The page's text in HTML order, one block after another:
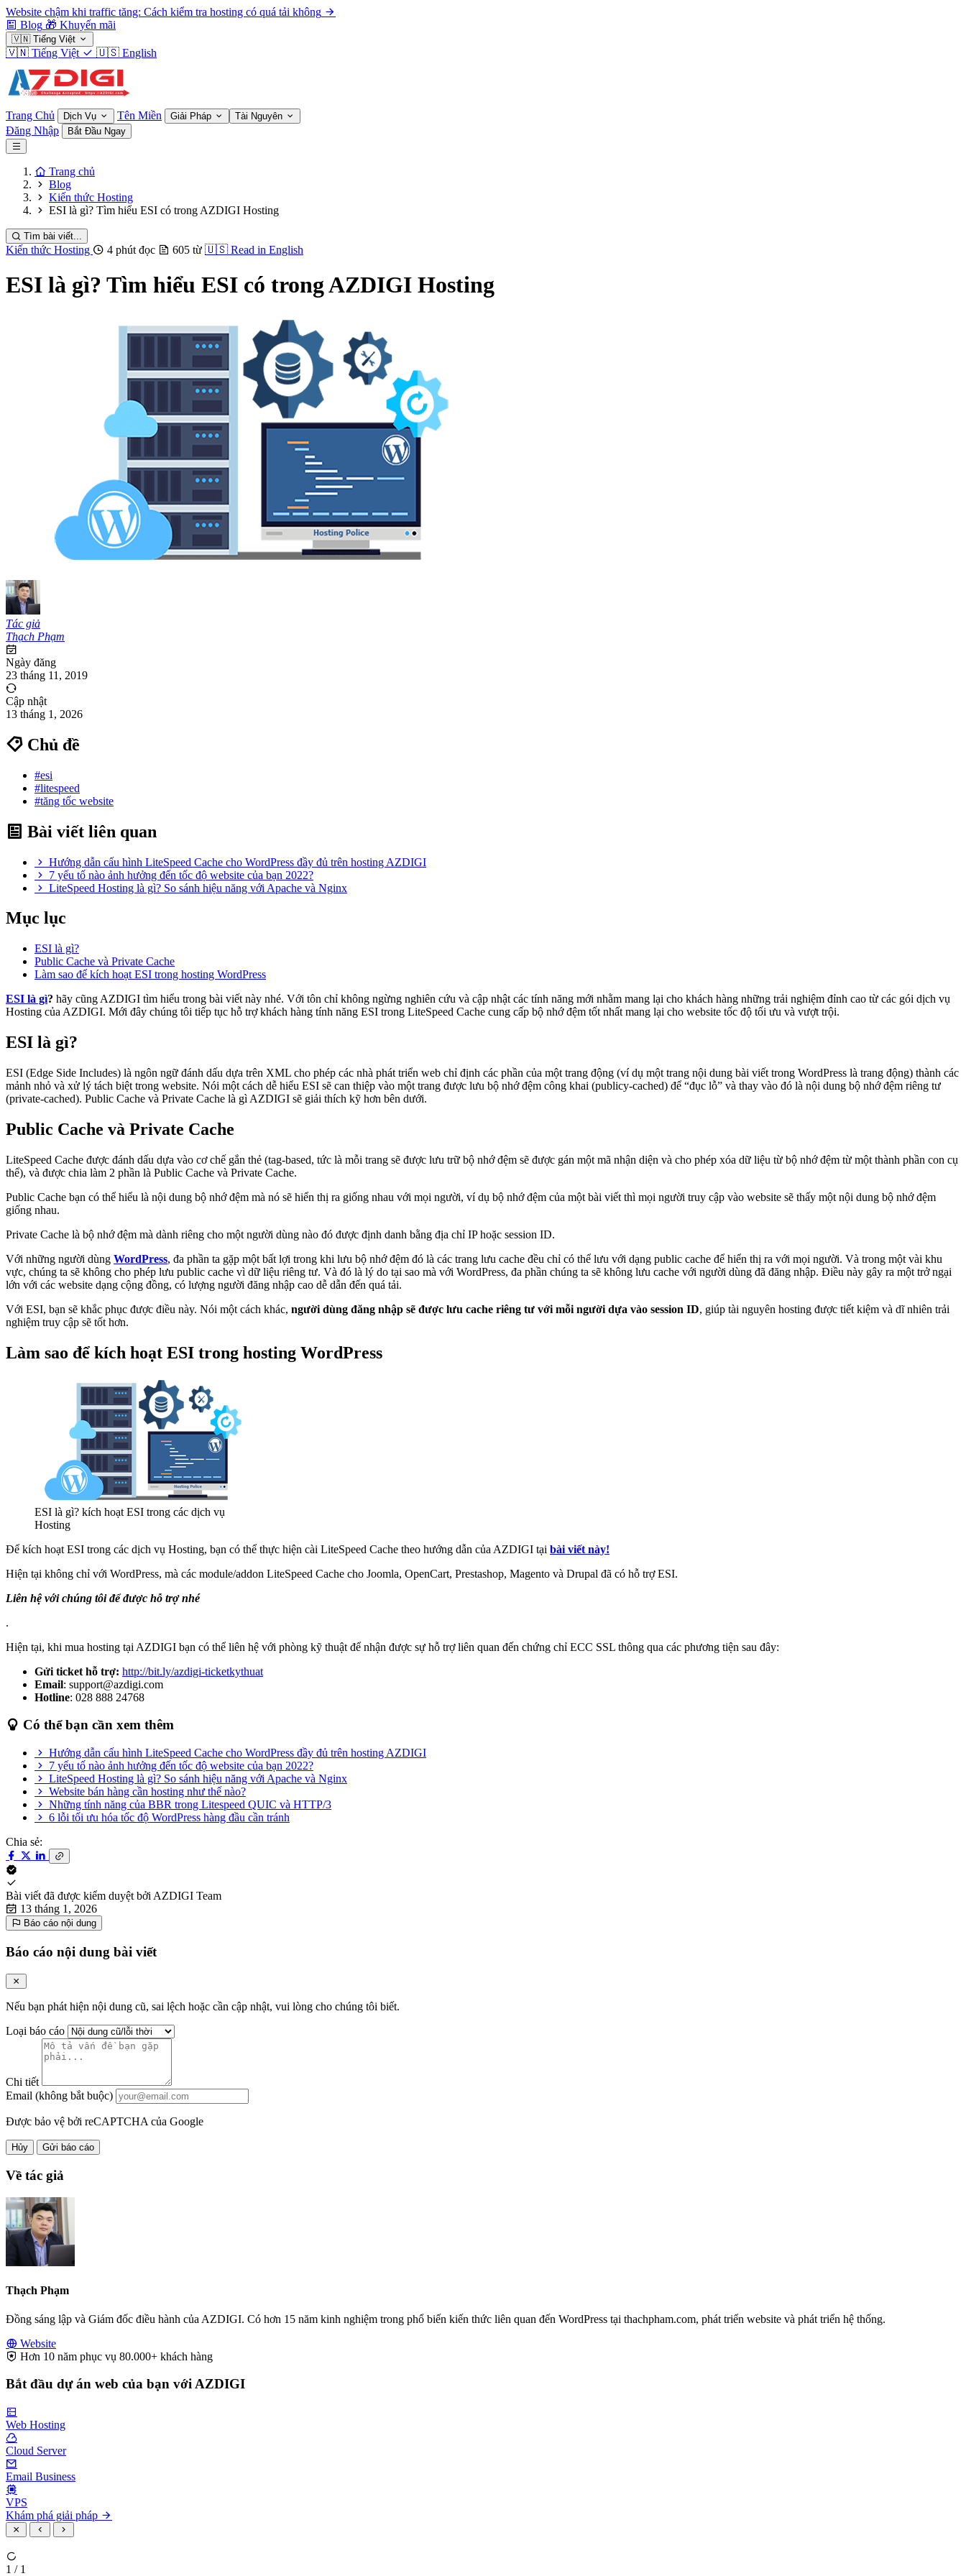
Website chậm khi traffic tăng: Cách kiểm tra hosting có quá tải không
Blog 🎁 Khuyến mãi
🇻🇳 Tiếng Việt
🇻🇳 Tiếng Việt 🇺🇸 English
Trang Chủ Dịch Vụ Tên Miền Giải Pháp Tài Nguyên
Đăng Nhập Bắt Đầu Ngay
Trang chủ
Blog
Kiến thức Hosting
ESI là gì? Tìm hiểu ESI có trong AZDIGI Hosting
Tìm bài viết...
Kiến thức Hosting 4 phút đọc 605 từ 🇺🇸 Read in English
ESI là gì? Tìm hiểu ESI có trong AZDIGI Hosting
Tác giả
Thạch Phạm
Ngày đăng
23 tháng 11, 2019
Cập nhật
13 tháng 1, 2026
Chủ đề
#esi
#litespeed
#tăng tốc website
Bài viết liên quan
Hướng dẫn cấu hình LiteSpeed Cache cho WordPress đầy đủ trên hosting AZDIGI
7 yếu tố nào ảnh hưởng đến tốc độ website của bạn 2022?
LiteSpeed Hosting là gì? So sánh hiệu năng với Apache và Nginx
Mục lục
ESI là gì?
Public Cache và Private Cache
Làm sao để kích hoạt ESI trong hosting WordPress
ESI là gì? hãy cũng AZDIGI tìm hiểu trong bài viết này nhé. Với tôn chỉ không ngừng nghiên cứu và cập nhật các tính năng mới nhằm mang lại cho khách hàng những trải nghiệm đỉnh cao từ các gói dịch vụ
Hosting của AZDIGI. Mới đây chúng tôi tiếp tục hỗ trợ khách hàng tính năng ESI trong LiteSpeed Cache cung cấp bộ nhớ đệm tốt nhất mang lại cho website tốc độ tối ưu và vượt trội.
ESI là gì?
ESI (Edge Side Includes) là ngôn ngữ đánh dấu dựa trên XML cho phép các nhà phát triển web chỉ định các phần của một trang động (ví dụ một trang nội dung bài viết trong WordPress là trang động) thành các
mảnh nhỏ và xử lý tách biệt trong website. Nói một cách dễ hiểu ESI sẽ can thiệp vào một trang được lưu bộ nhớ đệm công khai (publicy-cached) để “đục lỗ” và thay vào đó là nội dung bộ nhớ đệm riêng tư
(private-cached). Public Cache và Private Cache là gì AZDIGI sẽ giải thích kỹ hơn bên dưới.
Public Cache và Private Cache
LiteSpeed Cache được đánh dấu dựa vào cơ chế gắn thẻ (tag-based, tức là mỗi trang sẽ được lưu trữ bộ nhớ đệm sẽ được gán một mã nhận diện và cho phép xóa dữ liệu từ bộ nhớ đệm từ một thành phần con cụ
thể), và được chia làm 2 phần là Public Cache và Private Cache.
Public Cache bạn có thể hiểu là nội dung bộ nhớ đệm mà nó sẽ hiển thị ra giống nhau với mọi người, ví dụ bộ nhớ đệm của một bài viết thì mọi người truy cập vào website sẽ thấy một nội dung bộ nhớ đệm
giống nhau.
Private Cache là bộ nhớ đệm mà dành riêng cho một người dùng nào đó được định danh bằng địa chỉ IP hoặc session ID.
Với những người dùng WordPress, đa phần ta gặp một bất lợi trong khi lưu bộ nhớ đệm đó là các trang lưu cache đều chỉ có thể lưu với dạng public cache để hiển thị ra với mọi người. Và trong một vài khu
vực, chúng ta sẽ không cho phép lưu public cache vì dữ liệu riêng tư. Và đó là lý do tại sao mà với WordPress, đa phần chúng ta sẽ không lưu cache với người dùng đã đăng nhập. Điều này gây ra một trở ngại
lớn với các website dạng cộng đồng, có lượng người đăng nhập cao dễ dẫn đến quá tải.
Với ESI, bạn sẽ khắc phục được điều này. Nói một cách khác, người dùng đăng nhập sẽ được lưu cache riêng tư với mỗi người dựa vào session ID, giúp tài nguyên hosting được tiết kiệm và dĩ nhiên trải
nghiệm truy cập sẽ tốt hơn.
Làm sao để kích hoạt ESI trong hosting WordPress
ESI là gì? kích hoạt ESI trong các dịch vụ
Hosting
Để kích hoạt ESI trong các dịch vụ Hosting, bạn có thể thực hiện cài LiteSpeed Cache theo hướng dẫn của AZDIGI tại bài viết này!
Hiện tại không chỉ với WordPress, mà các module/addon LiteSpeed Cache cho Joomla, OpenCart, Prestashop, Magento và Drupal đã có hỗ trợ ESI.
Liên hệ với chúng tôi để được hỗ trợ nhé
.
Hiện tại, khi mua hosting tại AZDIGI bạn có thể liên hệ với phòng kỹ thuật để nhận được sự hỗ trợ liên quan đến chứng chỉ ECC SSL thông qua các phương tiện sau đây:
Gửi ticket hỗ trợ: http://bit.ly/azdigi-ticketkythuat
Email: support@azdigi.com
Hotline: 028 888 24768
Có thể bạn cần xem thêm
Hướng dẫn cấu hình LiteSpeed Cache cho WordPress đầy đủ trên hosting AZDIGI
7 yếu tố nào ảnh hưởng đến tốc độ website của bạn 2022?
LiteSpeed Hosting là gì? So sánh hiệu năng với Apache và Nginx
Website bán hàng cần hosting như thế nào?
Những tính năng của BBR trong Litespeed QUIC và HTTP/3
6 lỗi tối ưu hóa tốc độ WordPress hàng đầu cần tránh
Chia sẻ:
Bài viết đã được kiểm duyệt bởi AZDIGI Team
13 tháng 1, 2026
Báo cáo nội dung
Báo cáo nội dung bài viết
Nếu bạn phát hiện nội dung cũ, sai lệch hoặc cần cập nhật, vui lòng cho chúng tôi biết.
Loại báo cáo
Chi tiết
Email (không bắt buộc)
Được bảo vệ bởi reCAPTCHA của Google
Hủy Gửi báo cáo
Về tác giả
Thạch Phạm
Đồng sáng lập và Giám đốc điều hành của AZDIGI. Có hơn 15 năm kinh nghiệm trong phổ biến kiến thức liên quan đến WordPress tại thachpham.com, phát triển website và phát triển hệ thống.
Website
Hơn 10 năm phục vụ 80.000+ khách hàng
Bắt đầu dự án web của bạn với AZDIGI
Web Hosting
Cloud Server
Email Business
VPS
Khám phá giải pháp
1 / 1